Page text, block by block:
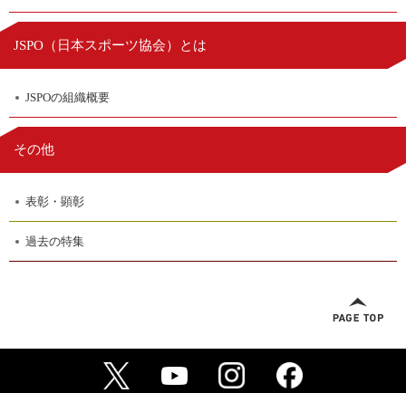
JSPO（ 日本スポーツ協会）とは
JSPOの組織概要
その他
表彰・顕彰
過去の特集